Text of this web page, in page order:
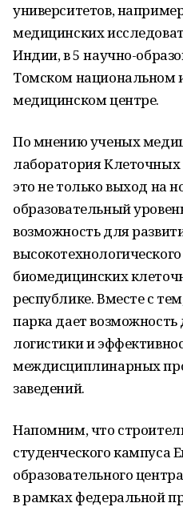
университетов,
медицинских
Индии, в 5 научно-
Томском национальном
медицинском центре.
По мнению ученых
лаборатория Клеточных
это не только выход на
образовательный
возможность для
биомедицинских
республике. Вместе с
парка дает
логистики и
междисциплинарных
заведений.
Напомним, что
студенческого кампуса
образовательного
в рамках федеральной